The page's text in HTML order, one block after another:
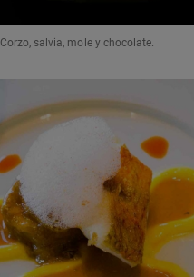
Corzo, salvia, mole y chocolate.